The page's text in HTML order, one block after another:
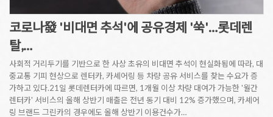
코로나發 '비대면 추석'에 공유경제 '쑥'…롯데렌
탈,…
사회적 거리두기를 기반으로 한 사상 초유의 비대면 추석이 현실화됨에 따라, 대
중교통 기피 현상으로 렌터카, 카셰어링 등 차량 공유 서비스를 찾는 수요가 증
가하고 있다.21일 롯데렌터카에 따르면, 1개월 이상 차량 대여가 가능한 '월간
렌터카' 서비스의 올해 상반기 매출은 전년 동기 대비 12% 증가했으며, 카셰어
링 브랜드 그린카의 경우에도 올해 상반기 이용건수가…